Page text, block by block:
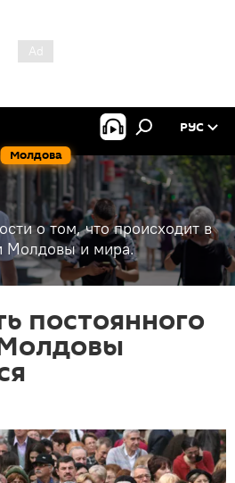
Молдова
РУС
о том, что происходит в
Молдовы и мира.
постоянного